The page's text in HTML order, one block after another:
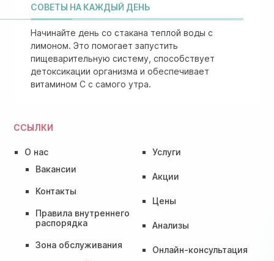
ССЫЛКИ
О нас
Вакансии
Контакты
Правила внутреннего
распорядка
Зона обслуживания
Услуги
Акции
Цены
Анализы
Онлайн-консультация
СОВЕТЫ НА КАЖДЫЙ ДЕНЬ
Начинайте день со стакана теплой воды с
лимоном. Это помогает запустить
пищеварительную систему, способствует
детоксикации организма и обеспечивает
витамином C с самого утра.